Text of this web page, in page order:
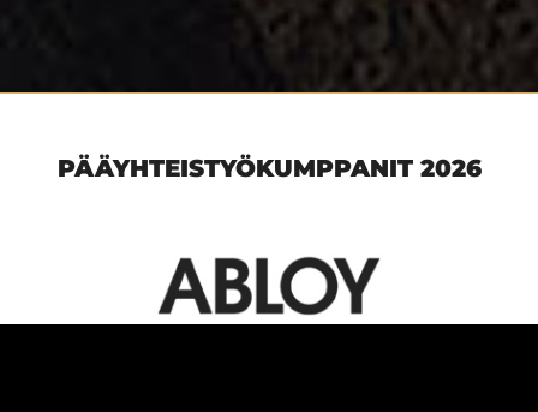
PÄÄYHTEISTYÖKUMPPANIT 2026